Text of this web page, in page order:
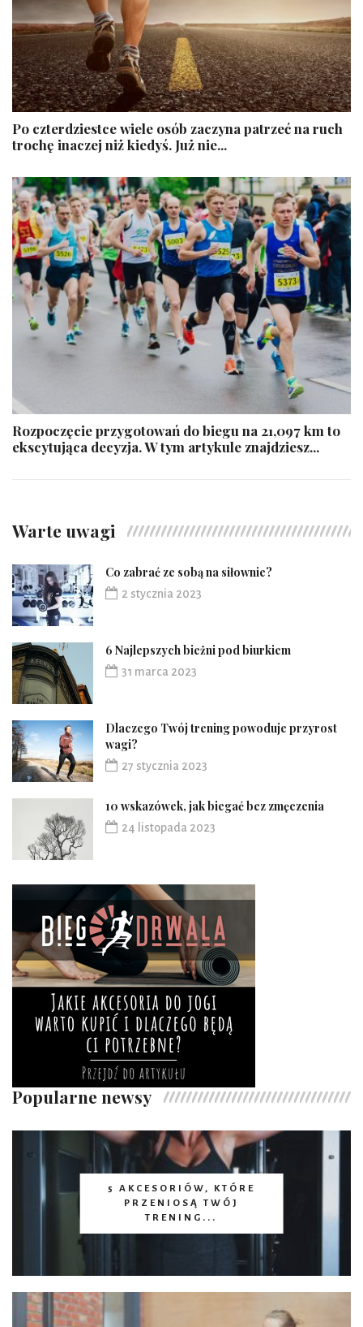
Po czterdziestce wiele osób zaczyna patrzeć na ruch
trochę inaczej niż kiedyś. Już nie...
Rozpoczęcie przygotowań do biegu na 21,097 km to
ekscytująca decyzja. W tym artykule znajdziesz...
Warte uwagi
Co zabrać ze sobą na siłownie?
2 stycznia 2023
6 Najlepszych bieżni pod biurkiem
31 marca 2023
Dlaczego Twój trening powoduje przyrost
wagi?
27 stycznia 2023
10 wskazówek, jak biegać bez zmęczenia
24 listopada 2023
Popularne newsy
5 AKCESORIÓW, KTÓRE
PRZENIOSĄ TWÓJ
TRENING...